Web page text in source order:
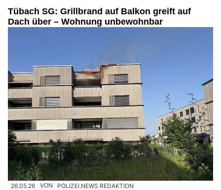
Tübach SG: Grillbrand auf Balkon greift auf
Dach über – Wohnung unbewohnbar
26.05.26 VON POLIZEI.NEWS REDAKTION